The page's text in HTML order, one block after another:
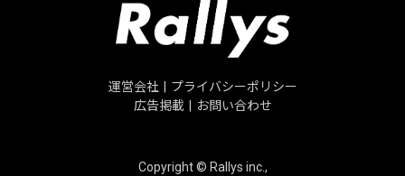
運営会社
プライバシーポリシー
広告掲載
お問い合わせ
Copyright © Rallys inc.,